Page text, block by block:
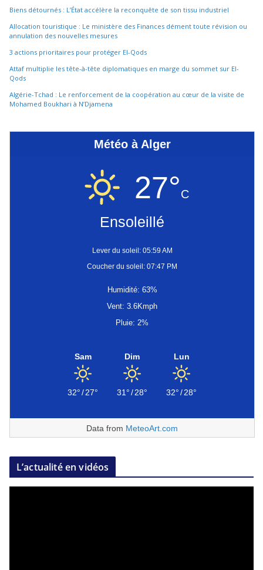
Biens détournés : L’État accélère la reconquête de son tissu industriel
Allocation touristique : Le ministère des Finances dément toute révision ou
annulation des nouvelles mesures
3 actions prioritaires pour protéger El-Qods
Attaf multiplie les tête-à-tête diplomatiques en marge du sommet sur El-
Qods
Algérie-Tchad : Le renforcement de la coopération au cœur de la visite de
Mohamed Boukhari à N’Djamena
Météo à Alger
27°C
Ensoleillé
Lever du soleil: 05:59 AM
Coucher du soleil: 07:47 PM
Humidité: 63%
Vent: 3.6Kmph
Pluie: 2%
Sam
32°/27°
Dim
31°/28°
Lun
32°/28°
Data from MeteoArt.com
L’actualité en vidéos